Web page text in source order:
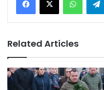
Related Articles